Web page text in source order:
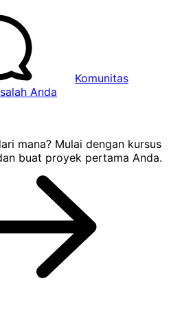
Komunitas
Anda
mana? Mulai dengan kursus
buat proyek pertama Anda.